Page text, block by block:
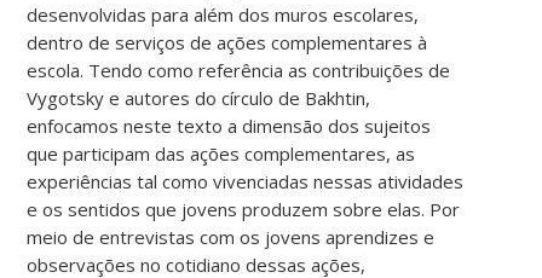
desenvolvidas para além dos muros escolares,
dentro de serviços de ações complementares à
escola. Tendo como referência as contribuições de
Vygotsky e autores do círculo de Bakhtin,
enfocamos neste texto a dimensão dos sujeitos
que participam das ações complementares, as
experiências tal como vivenciadas nessas atividades
e os sentidos que jovens produzem sobre elas. Por
meio de entrevistas com os jovens aprendizes e
observações no cotidiano dessas ações,